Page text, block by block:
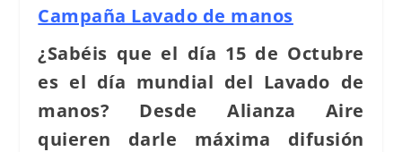
Campaña Lavado de manos
¿Sabéis que el día 15 de Octubre
es el día mundial del Lavado de
manos? Desde Alianza Aire
quieren darle máxima difusión